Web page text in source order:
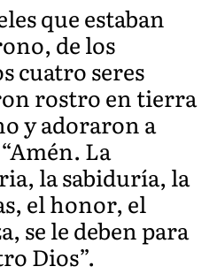
que estaban
de los
cuatro seres
rostro en tierra
y adoraron a
La
la sabiduría, la
el honor, el
se le deben para
Dios”.